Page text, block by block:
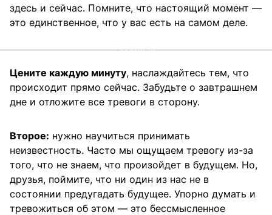
здесь и сейчас. Помните, что настоящий момент —
это единственное, что у вас есть на самом деле.
Цените каждую минуту, наслаждайтесь тем, что
происходит прямо сейчас. Забудьте о завтрашнем
дне и отложите все тревоги в сторону.
Второе: нужно научиться принимать
неизвестность. Часто мы ощущаем тревогу из-за
того, что не знаем, что произойдет в будущем. Но,
друзья, поймите, что ни один из нас не в
состоянии предугадать будущее. Упорно думать и
тревожиться об этом — это бессмысленное